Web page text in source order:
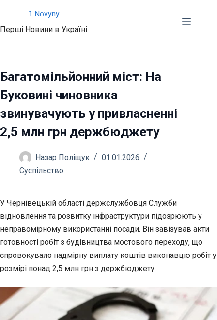
вмісту
1 Novyny
Перші Новини в Україні
Багатомільйонний міст: На
Буковині чиновника
звинувачують у привласненні
2,5 млн грн держбюджету
Назар Поліщук
01.01.2026
Суспільство
У Чернівецькій області держслужбовця Служби
відновлення та розвитку інфраструктури підозрюють у
неправомірному використанні посади. Він завізував акти
готовності робіт з будівництва мостового переходу, що
спровокувало надмірну виплату коштів виконавцю робіт у
розмірі понад 2,5 млн грн з держбюджету.